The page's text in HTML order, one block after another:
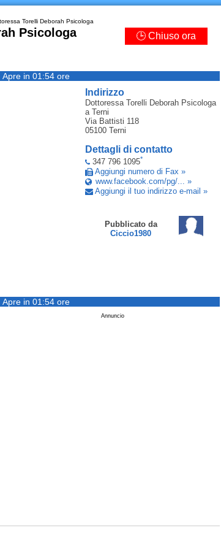
Torelli Deborah Psicologa
Psicologa 🕒 Chiuso ora
Apre in 01:54 ore
Indirizzo
Dottoressa Torelli Deborah Psicologa
a Terni
Via Battisti 118
05100 Terni
Dettagli di contatto
347 796 1095*
Aggiungi numero di Fax »
www.facebook.com/pg/... »
Aggiungi il tuo indirizzo e-mail »
Pubblicato da
Ciccio1980
Apre in 01:54 ore
Annuncio